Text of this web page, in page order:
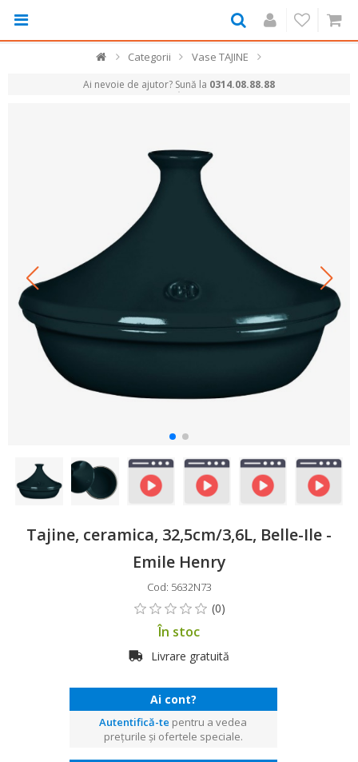
Categorii Vase TAJINE
Ai nevoie de ajutor? Sună la 0314.08.88.88
Tajine, ceramica, 32,5cm/3,6L, Belle-Ile -
Emile Henry
Cod: 5632N73
În stoc
Livrare gratuită
Ai cont?
Autentifică-te pentru a vedea
prețurile și ofertele speciale.